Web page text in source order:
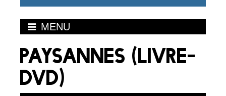
MENU
PAYSANNES (LIVRE-
DVD)